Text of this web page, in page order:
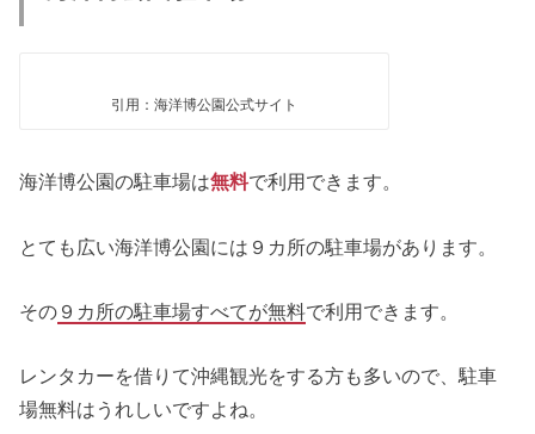
引用：海洋博公園公式サイト
海洋博公園の駐車場は無料で利用できます。
とても広い海洋博公園には９カ所の駐車場があります。
その ９カ所の駐車場すべてが無料で利用できます。
レンタカーを借りて沖縄観光をする方も多いので、駐車
場無料はうれしいですよね。